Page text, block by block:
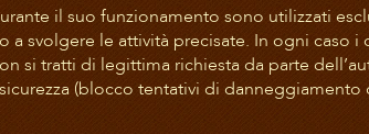
il suo funzionamento sono utilizzati
a svolgere le attività precisate. In ogni caso
si tratti di legittima richiesta da parte
(blocco tentativi di